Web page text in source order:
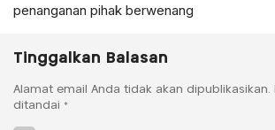
penanganan pihak berwenang
Tinggalkan Balasan
Alamat email Anda tidak akan dipublikasikan.
ditandai *